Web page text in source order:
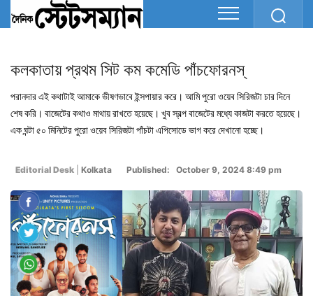
কলকাতায় প্রথম সিট কম কমেডি পাঁচফোরনস্
পরানদার এই কথাটাই আমাকে ভীষণভাবে ইন্সপায়ার করে। আমি পুরো ওয়েব সিরিজটা চার দিনে
শেষ করি। বাজেটের কথাও মাথায় রাখতে হয়েছে। খুব স্বল্প বাজেটের মধ্যে কাজটা করতে হয়েছে।
এক ঘন্টা ৫০ মিনিটের পুরো ওয়েব সিরিজটা পাঁচটা এপিসোডে ভাগ করে দেখানো হচ্ছে।
Editorial Desk Kolkata Published: October 9, 2024 8:49 pm